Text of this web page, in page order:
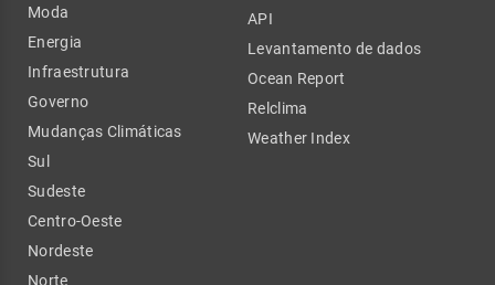
Moda
Energia
Infraestrutura
Governo
Mudanças Climáticas
Sul
Sudeste
Centro-Oeste
Nordeste
Norte
API
Levantamento de dados
Ocean Report
Relclima
Weather Index